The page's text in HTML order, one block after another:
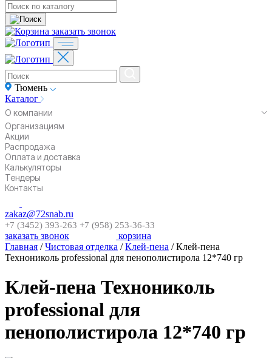
заказать звонок
Тюмень
Каталог
О компании
Организациям
Акции
Распродажа
Оплата и доставка
Калькуляторы
Тендеры
Контакты
zakaz@72snab.ru
+7 (3452) 393-263 +7 (958) 253-36-33
заказать звонок
корзина
Главная / Чистовая отделка / Клей-пена / Клей-пена
Технониколь professional для пенополистирола 12*740 гр
Клей-пена Технониколь
professional для
пенополистирола 12*740 гр